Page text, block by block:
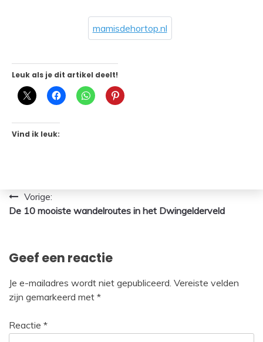
mamisdehortop.nl
Leuk als je dit artikel deelt!
Vind ik leuk:
Bericht
navigatie
Vorige:
De 10 mooiste wandelroutes in het Dwingelderveld
Geef een reactie
Je e-mailadres wordt niet gepubliceerd. Vereiste velden
zijn gemarkeerd met *
Reactie *